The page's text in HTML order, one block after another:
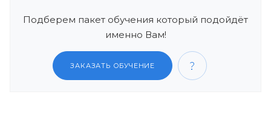
Подберем пакет обучения который подойдёт
именно Вам!
ЗАКАЗАТЬ ОБУЧЕНИЕ